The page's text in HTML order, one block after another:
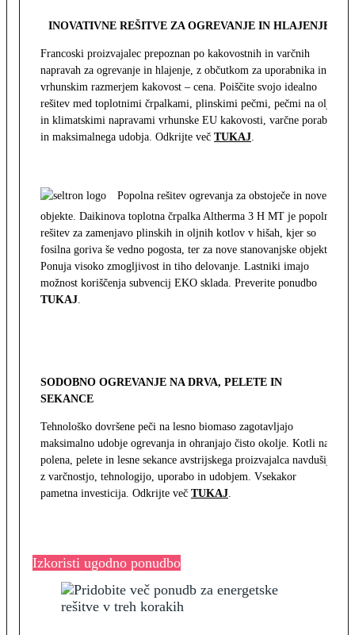
INOVATIVNE REŠITVE ZA OGREVANJE IN HLAJENJE
Francoski proizvajalec prepoznan po kakovostnih in varčnih
napravah za ogrevanje in hlajenje, z občutkom za uporabnika in z
vrhunskim razmerjem kakovost – cena. Poiščite svojo idealno
rešitev med toplotnimi črpalkami, plinskimi pečmi, pečmi na olje
in klimatskimi napravami vrhunske EU kakovosti, varčne porabe
in maksimalnega udobja. Odkrijte več TUKAJ.
Popolna rešitev ogrevanja za obstoječe in nove
objekte. Daikinova toplotna črpalka Altherma 3 H MT je popolna
rešitev za zamenjavo plinskih in oljnih kotlov v hišah, kjer so
fosilna goriva še vedno pogosta, ter za nove stanovanjske objekte.
Ponuja visoko zmogljivost in tiho delovanje. Lastniki imajo
možnost koriščenja subvencij EKO sklada. Preverite ponudbo
TUKAJ.
SODOBNO OGREVANJE NA DRVA, PELETE IN
SEKANCE
Tehnološko dovršene peči na lesno biomaso zagotavljajo
maksimalno udobje ogrevanja in ohranjajo čisto okolje. Kotli na
polena, pelete in lesne sekance avstrijskega proizvajalca navdušijo
z varčnostjo, tehnologijo, uporabo in udobjem. Vsekakor
pametna investicija. Odkrijte več TUKAJ.
Izkoristi ugodno ponudbo